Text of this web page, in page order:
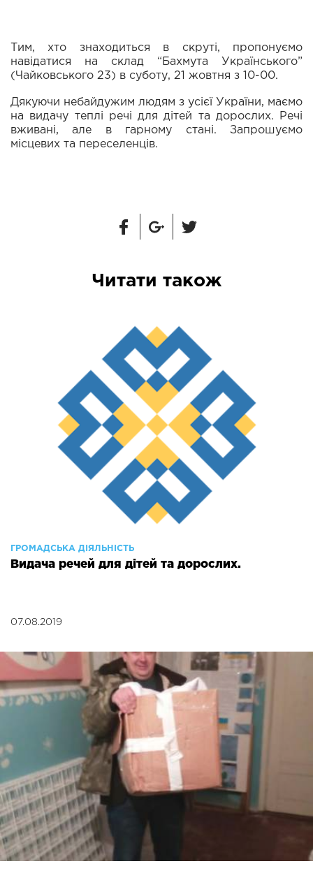
Тим, хто знаходиться в скруті, пропонуємо
навідатися на склад “Бахмута Українського”
(Чайковського 23) в суботу, 21 жовтня з 10-00.
Дякуючи небайдужим людям з усієї України, маємо
на видачу теплі речі для дітей та дорослих. Речі
вживані, але в гарному стані. Запрошуємо
місцевих та переселенців.
Читати також
ГРОМАДСЬКА ДІЯЛЬНІСТЬ
Видача речей для дітей та дорослих.
07.08.2019